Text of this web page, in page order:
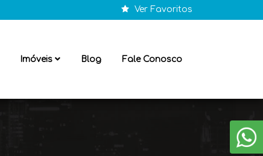
Ver Favoritos
Imóveis Blog Fale Conosco